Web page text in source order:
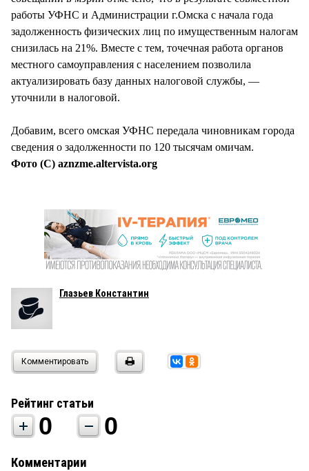
работы УФНС и Администрации г.Омска с начала года
задолженность физических лиц по имущественным налогам
снизилась на 21%. Вместе с тем, точечная работа органов
местного самоуправления с населением позволила
актуализировать базу данных налоговой службы, —
уточнили в налоговой.
Добавим, всего омская УФНС передала чиновникам города
сведения о задолженности по 120 тысячам омичам.
Фото (С) aznzme.altervista.org
Глазьев Константин
Комментировать
Рейтинг статьи
0 0
Комментарии